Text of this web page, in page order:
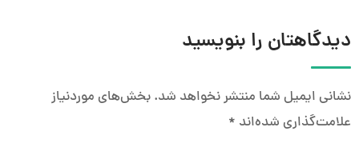
دیدگاهتان را بنویسید
نشانی ایمیل شما منتشر نخواهد شد. بخش‌های موردنیاز
علامت‌گذاری شده‌اند *